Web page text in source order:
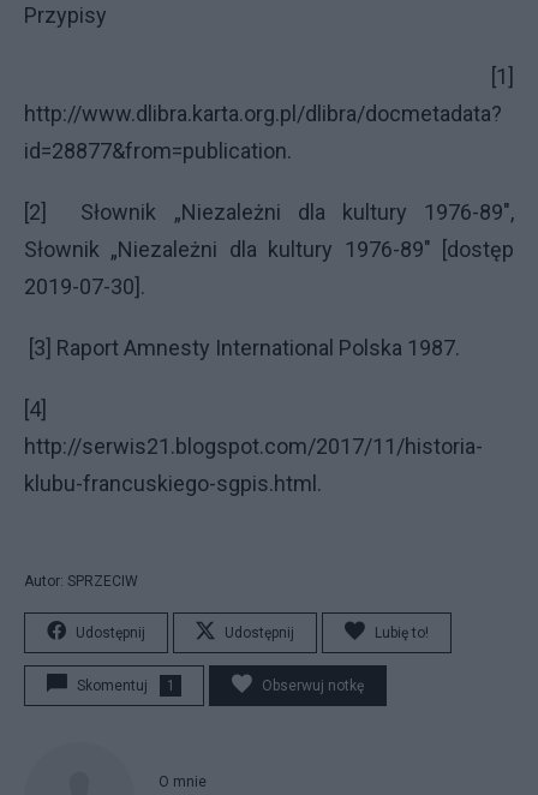
Przypisy
[1]
http://www.dlibra.karta.org.pl/dlibra/docmetadata?
id=28877&from=publication.
[2] Słownik „Niezależni dla kultury 1976-89",
Słownik „Niezależni dla kultury 1976-89" [dostęp
2019-07-30].
[3] Raport Amnesty International Polska 1987.
[4]
http://serwis21.blogspot.com/2017/11/historia-
klubu-francuskiego-sgpis.html.
Autor: SPRZECIW
Udostępnij Udostępnij Lubię to!
Skomentuj 1 Obserwuj notkę
O mnie